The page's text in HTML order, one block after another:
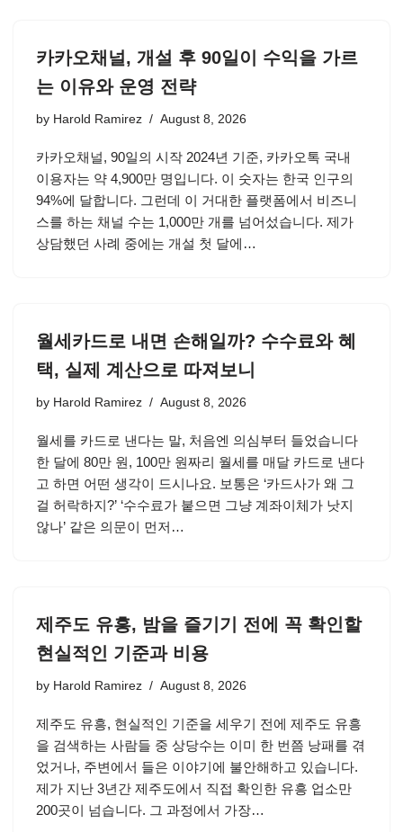
카카오채널, 개설 후 90일이 수익을 가르
는 이유와 운영 전략
by Harold Ramirez August 8, 2026
카카오채널, 90일의 시작 2024년 기준, 카카오톡 국내
이용자는 약 4,900만 명입니다. 이 숫자는 한국 인구의
94%에 달합니다. 그런데 이 거대한 플랫폼에서 비즈니
스를 하는 채널 수는 1,000만 개를 넘어섰습니다. 제가
상담했던 사례 중에는 개설 첫 달에…
월세카드로 내면 손해일까? 수수료와 혜
택, 실제 계산으로 따져보니
by Harold Ramirez August 8, 2026
월세를 카드로 낸다는 말, 처음엔 의심부터 들었습니다
한 달에 80만 원, 100만 원짜리 월세를 매달 카드로 낸다
고 하면 어떤 생각이 드시나요. 보통은 ‘카드사가 왜 그
걸 허락하지?’ ‘수수료가 붙으면 그냥 계좌이체가 낫지
않나’ 같은 의문이 먼저…
제주도 유흥, 밤을 즐기기 전에 꼭 확인할
현실적인 기준과 비용
by Harold Ramirez August 8, 2026
제주도 유흥, 현실적인 기준을 세우기 전에 제주도 유흥
을 검색하는 사람들 중 상당수는 이미 한 번쯤 낭패를 겪
었거나, 주변에서 들은 이야기에 불안해하고 있습니다.
제가 지난 3년간 제주도에서 직접 확인한 유흥 업소만
200곳이 넘습니다. 그 과정에서 가장…